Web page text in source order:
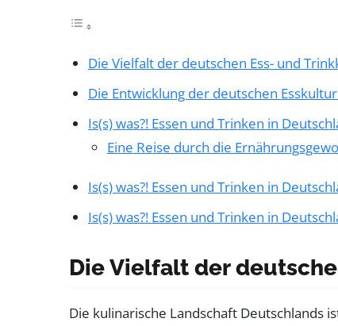
Die Vielfalt der deutschen Ess- und
Die Entwicklung der deutschen
Is(s) was?! Essen und Trinken in
Eine Reise durch die
Is(s) was?! Essen und Trinken in
Is(s) was?! Essen und Trinken in
Die Vielfalt der
Die kulinarische Landschaft Deutschlands